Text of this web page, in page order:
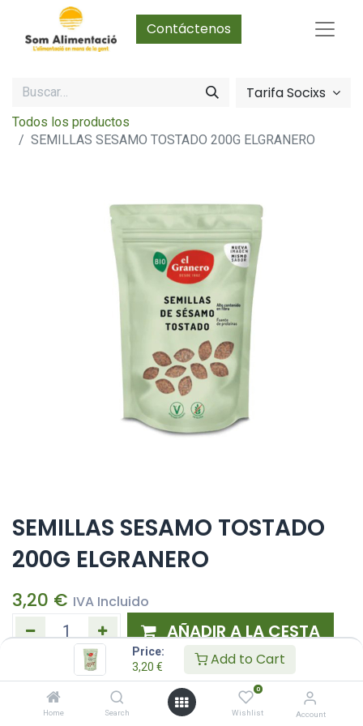
Price:
3,20 € Add to Cart
Home Search
0
Wishlist Account
Contáctenos
Tarifa Socixs
Todos los productos
SEMILLAS SESAMO TOSTADO 200G ELGRANERO
SEMILLAS SESAMO TOSTADO
200G ELGRANERO
3,20 € IVA Incluido
AÑADIR A LA CESTA
Añadir a lista de deseos